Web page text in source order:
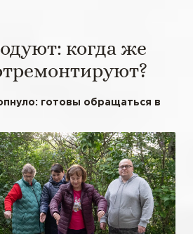
когда же
готовы обращаться в